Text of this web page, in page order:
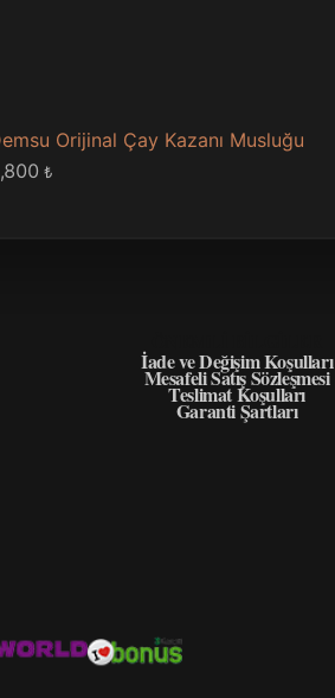
Orijinal Çay Kazanı Musluğu
₺
İade ve Değişim Koşulları
Mesafeli Satış Sözleşmesi
Teslimat Koşulları
Garanti Şartları